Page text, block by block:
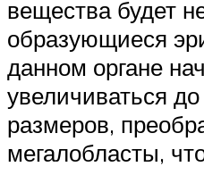
вещества будет
образующиеся
данном органе
увеличиваться
размеров,
мегалобласты,